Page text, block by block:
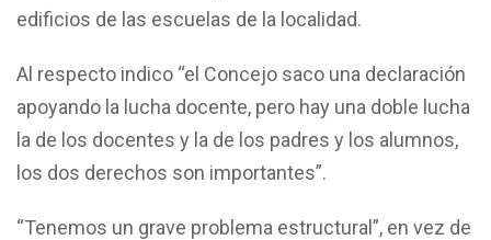
edificios de las escuelas de la localidad.
Al respecto indico “el Concejo saco una declaración
apoyando la lucha docente, pero hay una doble lucha
la de los docentes y la de los padres y los alumnos,
los dos derechos son importantes”.
“Tenemos un grave problema estructural”, en vez de